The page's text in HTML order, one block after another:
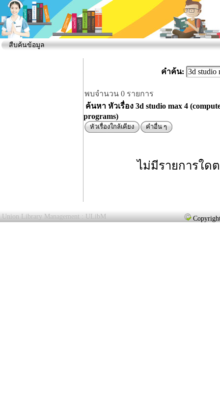
สืบค้นข้อมูล
คำค้น:
พบจำนวน 0 รายการ
ค้นหา หัวเรื่อง 3d studio max 4
programs)
หัวเรื่องใกล้เคียง คำอื่น ๆ
ไม่มีรายการใด
Union Library Management : ULibM